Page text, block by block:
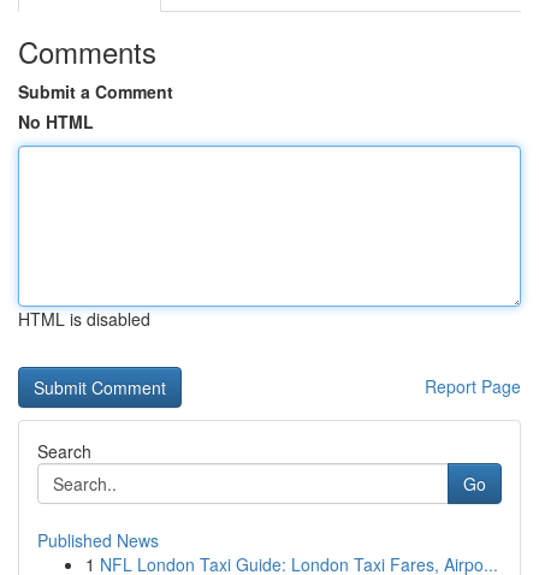
Comments
Submit a Comment
No HTML
HTML is disabled
Report Page
Search
Go
Published News
1 NFL London Taxi Guide: London Taxi Fares, Airpo...